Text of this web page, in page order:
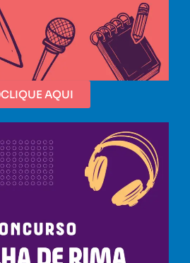
CLIQUE AQUI